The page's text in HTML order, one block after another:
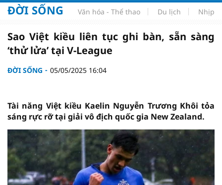
ĐỜI SỐNG Văn hóa - Thể thao Du lịch Nhịp
Sao Việt kiều liên tục ghi bàn, sẵn sàng
‘thử lửa’ tại V-League
ĐỜI SỐNG 05/05/2025 16:04
Tài năng Việt kiều Kaelin Nguyễn Trương Khôi tỏa
sáng rực rỡ tại giải vô địch quốc gia New Zealand.